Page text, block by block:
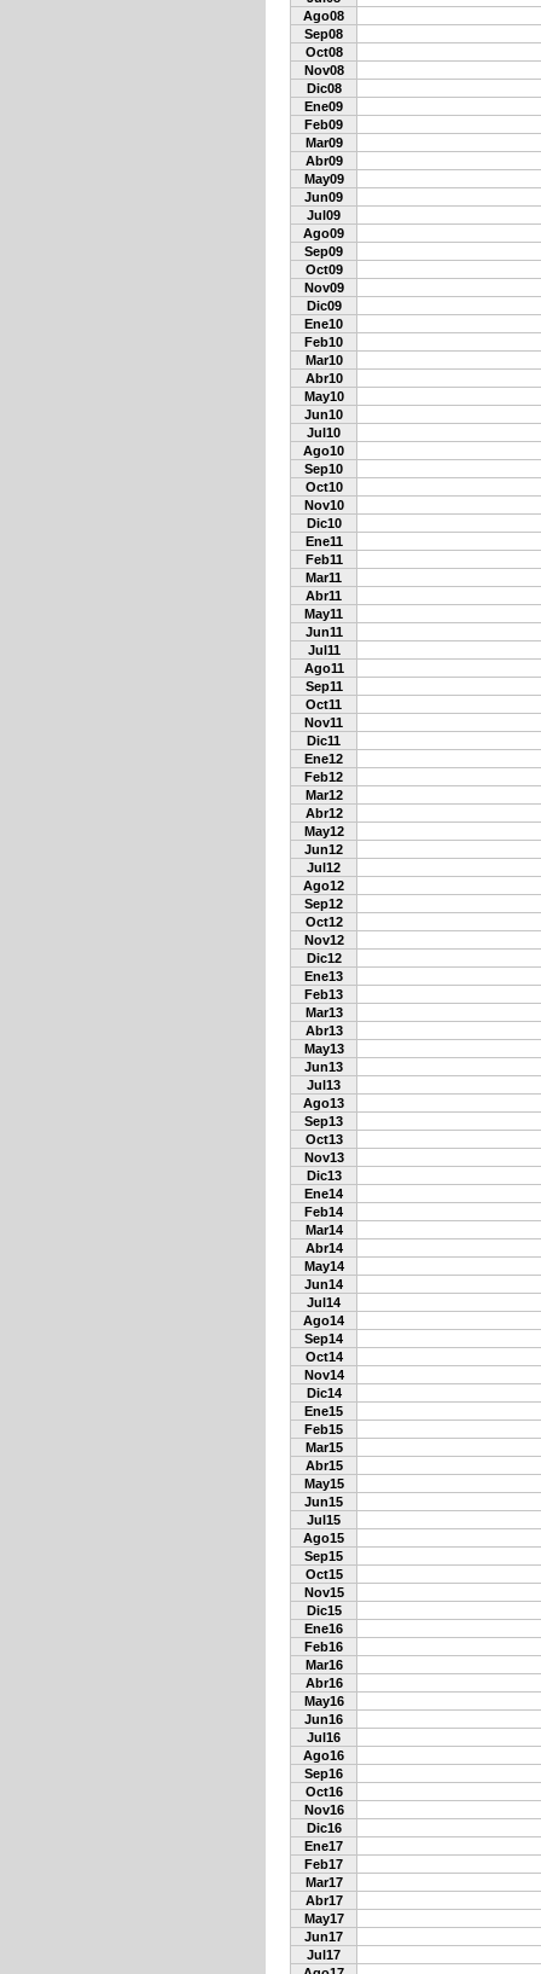
Ago08
Sep08
Oct08
Nov08
Dic08
Ene09
Feb09
Mar09
Abr09
May09
Jun09
Jul09
Ago09
Sep09
Oct09
Nov09
Dic09
Ene10
Feb10
Mar10
Abr10
May10
Jun10
Jul10
Ago10
Sep10
Oct10
Nov10
Dic10
Ene11
Feb11
Mar11
Abr11
May11
Jun11
Jul11
Ago11
Sep11
Oct11
Nov11
Dic11
Ene12
Feb12
Mar12
Abr12
May12
Jun12
Jul12
Ago12
Sep12
Oct12
Nov12
Dic12
Ene13
Feb13
Mar13
Abr13
May13
Jun13
Jul13
Ago13
Sep13
Oct13
Nov13
Dic13
Ene14
Feb14
Mar14
Abr14
May14
Jun14
Jul14
Ago14
Sep14
Oct14
Nov14
Dic14
Ene15
Feb15
Mar15
Abr15
May15
Jun15
Jul15
Ago15
Sep15
Oct15
Nov15
Dic15
Ene16
Feb16
Mar16
Abr16
May16
Jun16
Jul16
Ago16
Sep16
Oct16
Nov16
Dic16
Ene17
Feb17
Mar17
Abr17
May17
Jun17
Jul17